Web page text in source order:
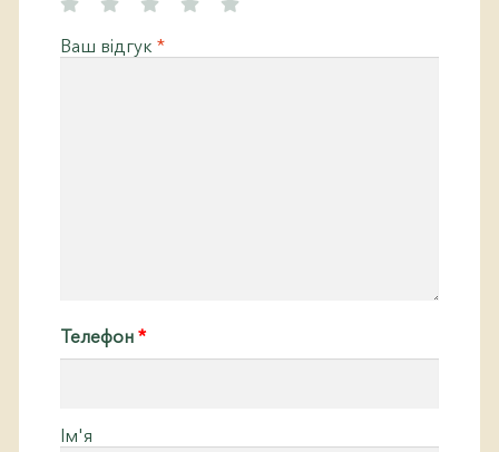
Ваш відгук *
Телефон *
Ім'я